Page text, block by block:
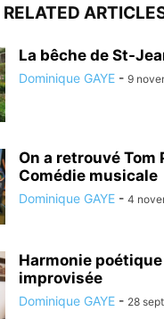
RELATED
La bêche de St-
Dominique GAYE - 9
On a retrouvé Tom
Comédie musicale
Dominique GAYE - 4
Harmonie
improvisée
Dominique GAYE - 28